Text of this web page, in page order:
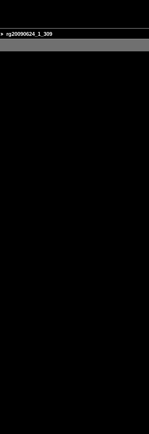
rg20090624_1_309